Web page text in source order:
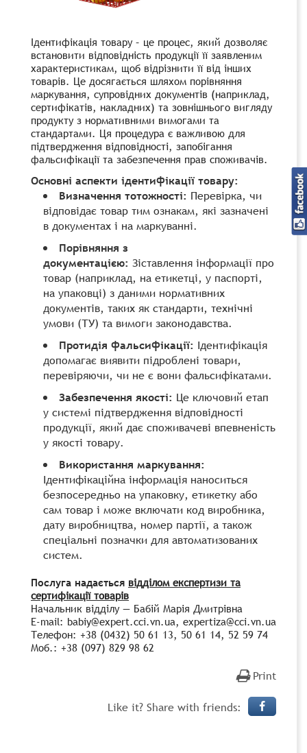
Ідентифікація товару – це процес, який дозволяє
встановити відповідність продукції її заявленим
характеристикам, щоб відрізнити її від інших
товарів. Це досягається шляхом порівняння
маркування, супровідних документів (наприклад,
сертифікатів, накладних) та зовнішнього вигляду
продукту з нормативними вимогами та
стандартами. Ця процедура є важливою для
підтвердження відповідності, запобігання
фальсифікації та забезпечення прав споживачів.
Основні аспекти ідентифікації товару:
Визначення тотожності: Перевірка, чи
відповідає товар тим ознакам, які зазначені
в документах і на маркуванні.
Порівняння з
документацією: Зіставлення інформації про
товар (наприклад, на етикетці, у паспорті,
на упаковці) з даними нормативних
документів, таких як стандарти, технічні
умови (ТУ) та вимоги законодавства.
Протидія фальсифікації: Ідентифікація
допомагає виявити підроблені товари,
перевіряючи, чи не є вони фальсифікатами.
Забезпечення якості: Це ключовий етап
у системі підтвердження відповідності
продукції, який дає споживачеві впевненість
у якості товару.
Використання маркування:
Ідентифікаційна інформація наноситься
безпосередньо на упаковку, етикетку або
сам товар і може включати код виробника,
дату виробництва, номер партії, а також
спеціальні позначки для автоматизованих
систем.
Послуга надається відділом експертизи та
сертифікації товарів
Начальник відділу — Бабій Марія Дмитрівна
E-mail: babiy@expert.cci.vn.ua, expertiza@cci.vn.ua
Телефон: +38 (0432) 50 61 13, 50 61 14, 52 59 74
Моб.: +38 (097) 829 98 62
Print
Like it? Share with friends: